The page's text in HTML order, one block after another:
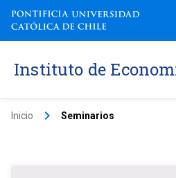
Instituto de
Inicio keyboard_arrow_right Seminarios